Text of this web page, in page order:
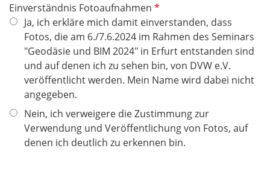
Einverständnis Fotoaufnahmen P
f
l
i
c
h
f
e
Ja, ich erkläre mich damit einverstanden, dass
Fotos, die am 6./7.6.2024 im Rahmen des Seminars
"Geodäsie und BIM 2024" in Erfurt entstanden sind
und auf denen ich zu sehen bin, von DVW e.V.
veröffentlicht werden. Mein Name wird dabei nicht
angegeben.
Nein, ich verweigere die Zustimmung zur
Verwendung und Veröffentlichung von Fotos, auf
denen ich deutlich zu erkennen bin.